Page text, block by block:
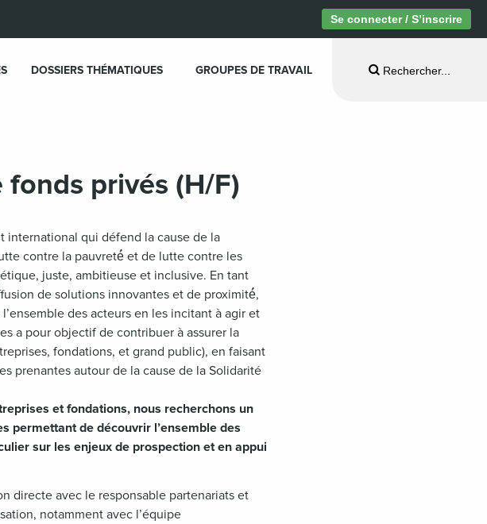
Se connecter / S’inscrire
DOSSIERS THÉMATIQUES GROUPES DE TRAVAIL Rechercher...
privés (H/F)
international qui défend la cause de la
contre la pauvreté́ et de lutte contre les
juste, ambitieuse et inclusive. En tant
de solutions innovantes et de proximité́,
des acteurs en les incitant à agir et
a pour objectif de contribuer à assurer la
fondations, et grand public), en faisant
prenantes autour de la cause de la Solidarité
et fondations, nous recherchons un
permettant de découvrir l’ensemble des
sur les enjeux de prospection et en appui
directe avec le responsable partenariats et
notamment avec l’équipe